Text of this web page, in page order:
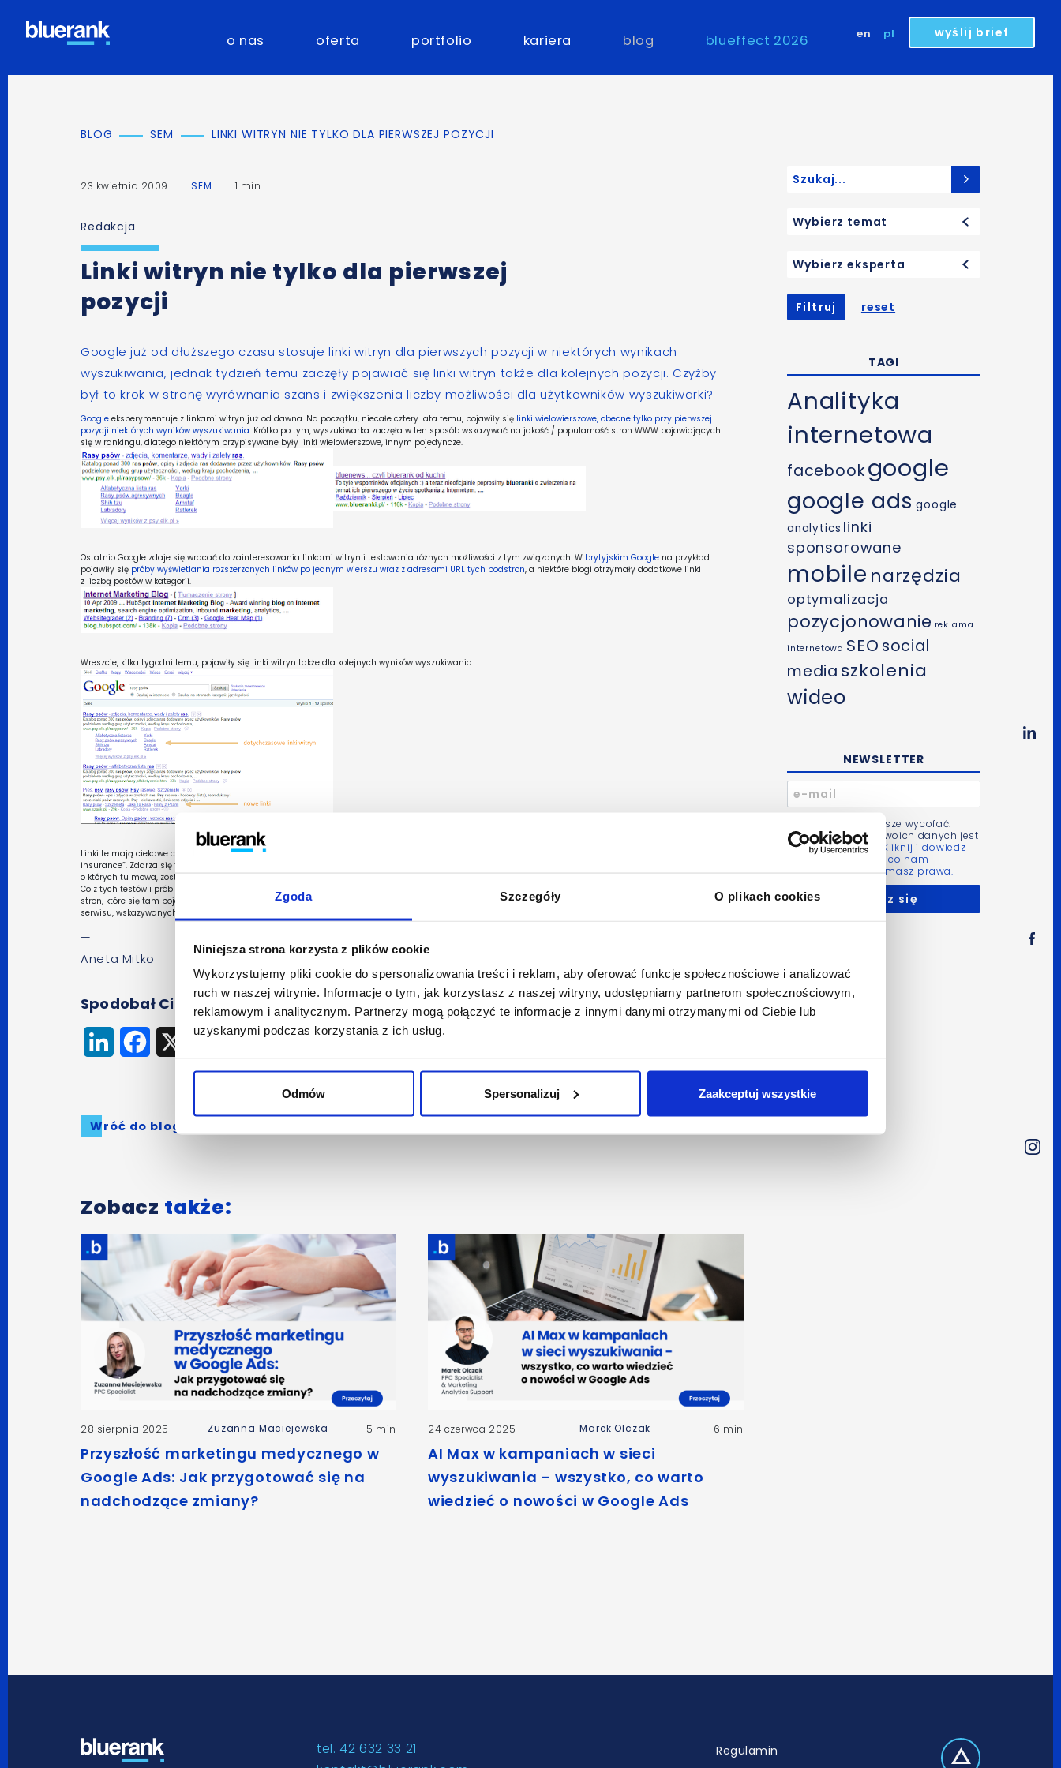
Zgoda Szczegóły O plikach cookies
Niniejsza strona korzysta z plików cookie
Wykorzystujemy pliki cookie do spersonalizowania treści i reklam, aby oferować funkcje społecznościowe i analizować
ruch w naszej witrynie. Informacje o tym, jak korzystasz z naszej witryny, udostępniamy partnerom społecznościowym,
reklamowym i analitycznym. Partnerzy mogą połączyć te informacje z innymi danymi otrzymanymi od Ciebie lub
uzyskanymi podczas korzystania z ich usług.
Odmów Spersonalizuj Zaakceptuj wszystkie
en pl wyślij brief
o nas oferta portfolio kariera blog blueffect 2026
BLOG SEM LINKI WITRYN NIE TYLKO DLA PIERWSZEJ POZYCJI
23 kwietnia 2009 SEM 1 min
Redakcja
Linki witryn nie tylko dla pierwszej
pozycji
Google już od dłuższego czasu stosuje linki witryn dla pierwszych pozycji w niektórych wynikach
wyszukiwania, jednak tydzień temu zaczęły pojawiać się linki witryn także dla kolejnych pozycji. Czyżby
był to krok w stronę wyrównania szans i zwiększenia liczby możliwości dla użytkowników wyszukiwarki?
Google eksperymentuje z linkami witryn już od dawna. Na początku, niecałe cztery lata temu, pojawiły się linki wielowierszowe, obecne tylko przy pierwszej
pozycji niektórych wyników wyszukiwania. Krótko po tym, wyszukiwarka zaczęła w ten sposób wskazywać na jakość / popularność stron WWW pojawiających
się w rankingu, dlatego niektórym przypisywane były linki wielowierszowe, innym pojedyncze.
Ostatnio Google zdaje się wracać do zainteresowania linkami witryn i testowania różnych możliwości z tym związanych. W brytyjskim Google na przykład
pojawiły się próby wyświetlania rozszerzonych linków po jednym wierszu wraz z adresami URL tych podstron, a niektóre blogi otrzymały dodatkowe linki
z liczbą postów w kategorii.
Wreszcie, kilka tygodni temu, pojawiły się linki witryn także dla kolejnych wyników wyszukiwania.
Linki te mają ciekawe cechy – między innymi, ich treść zaczęła zależeć od szukanych fraz. Na przykład „children health coverage” i „children health
insurance”. Zdarza się też, że dla pierwszej strony są nieobecne, a dla kolejnych tak (obserwujemy to zazwyczaj przy dłuższych frazach). Zmiany,
o których tu mowa, zostały też
Co z tych testów i prób wyniknie? Zobaczymy. Tak czy inaczej, wyraźnie widać, że Google dąży do poprawienia wyników wyszukiwania już nie tylko w kwestii
stron, które się tam pojawiają na dane zapytanie (i dopasowania ich do potrzeb internauty), ale także w sferze samych funkcjonalności i użyteczności danego
serwisu, wskazywanych w rankingu wyszukiwania.
—
Aneta Mitko
Spodobał Ci się artykuł? Udostępnij go:
LinkedInFacebook
Wróć do bloga
Zobacz także:
28 sierpnia 2025 Zuzanna Maciejewska 5 min
Przyszłość marketingu medycznego w
Google Ads: Jak przygotować się na
nadchodzące zmiany?
24 czerwca 2025 Marek Olczak 6 min
AI Max w kampaniach w sieci
wyszukiwania – wszystko, co warto
wiedzieć o nowości w Google Ads
Wybierz temat
Wybierz eksperta
Filtruj reset
TAGI
Analityka
internetowa
facebookgoogle
google ads google
analytics linki
sponsorowane
mobile narzędzia
optymalizacja
pozycjonowanie reklama
internetowa SEO social
media szkolenia
wideo
NEWSLETTER
Zgodę możesz zawsze wycofać.
Administratorem Twoich danych jest
Bluerank sp. z o.o.
Kliknij i dowiedz
się więcej m.in. po co nam
Twoje dane i jakie masz prawa.
tel. 42 632 33 21
Regulamin